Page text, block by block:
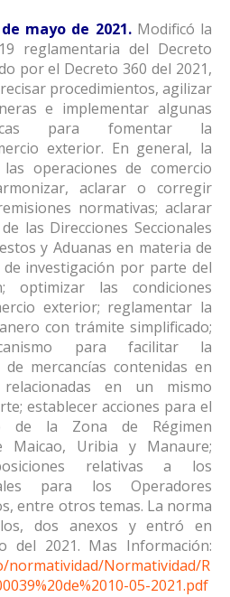
mayo de 2021.Modificó la
reglamentaria del Decreto
por el Decreto 360 del 2021,
procedimientos, agilizar
e implementar algunas
para fomentar la
exterior. En general, la
operaciones de comercio
aclarar o corregir
normativas; aclarar
las Direcciones Seccionales
y Aduanas en materia de
investigación por parte del
optimizar las condiciones
exterior; reglamentar la
con trámite simplificado;
para facilitar la
mercancías contenidas en
en un mismo
establecer acciones para el
de la Zona de Régimen
Maicao, Uribia y Manaure;
relativas a los
para los Operadores
entre otros temas. La norma
dos anexos y entró en
del 2021. Mas Información:
normatividad/Normatividad/R
05-2021.pdf